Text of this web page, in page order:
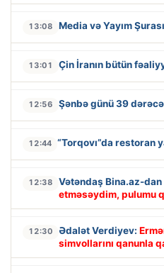
13:08 Media və Yayım
13:01 Çin İranın bütün
12:56 Şənbə günü 39
12:44 “Torqovı”da restoran
12:38 Vətəndaş Bina.az-dan
etməsəydim, pulumu
12:30 Ədalət Verdiyev:
simvollarını qanunla